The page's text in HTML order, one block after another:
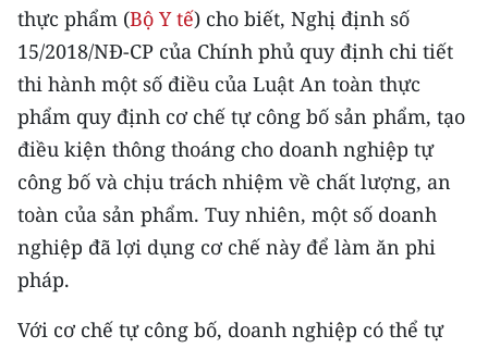
54 DÂN TỘC VIỆT NAM
CHƯƠNG TRÌNH OCOP - MỖI XÃ
MỘT SẢN PHẨM
RADIO
MEDIA CENTER
E-Magazine
Video
thực phẩm (Bộ Y tế) cho biết, Nghị định số
15/2018/NĐ-CP của Chính phủ quy định chi tiết
thi hành một số điều của Luật An toàn thực
phẩm quy định cơ chế tự công bố sản phẩm, tạo
điều kiện thông thoáng cho doanh nghiệp tự
công bố và chịu trách nhiệm về chất lượng, an
toàn của sản phẩm. Tuy nhiên, một số doanh
nghiệp đã lợi dụng cơ chế này để làm ăn phi
pháp.
Với cơ chế tự công bố, doanh nghiệp có thể tự